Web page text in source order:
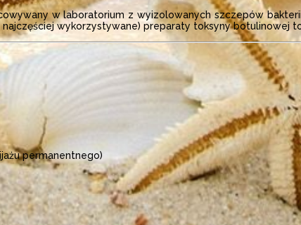
w laboratorium z wyizolowanych szczepów
wykorzystywane) preparaty toksyny botulinowej
permanentnego)